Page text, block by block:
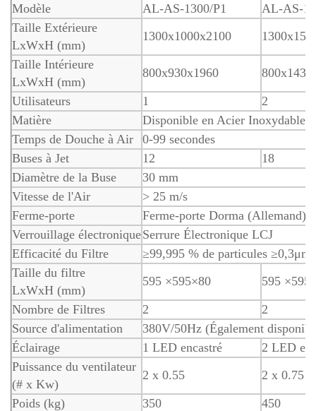
Modèle
AL-AS-1300/P1
AL-AS-
Taille Extérieure
LxWxH (mm)
1300x1000x2100
Taille Intérieure
LxWxH (mm)
800x930x1960
Utilisateurs
1
2
Matière
Disponible en Acier Inoxydable
Temps de Douche à Air
0-99 secondes
Buses à Jet
12
18
Diamètre de la Buse
30 mm
Vitesse de l'Air
> 25 m/s
Ferme-porte
Ferme-porte Dorma (Allemand)
Verrouillage électroniqueSerrure Électronique LCJ
Efficacité du Filtre
≥99,995 % de particules ≥0,3μm
Taille du filtre
LxWxH (mm)
595 ×595×80
595
Nombre de Filtres
2
2
Source d'alimentation
380V/50Hz (Également
Éclairage
1 LED encastré
2 LED
Puissance du ventilateur
(# x Kw)
2 x 0.55
2 x 0.75
Poids (kg)
350
450